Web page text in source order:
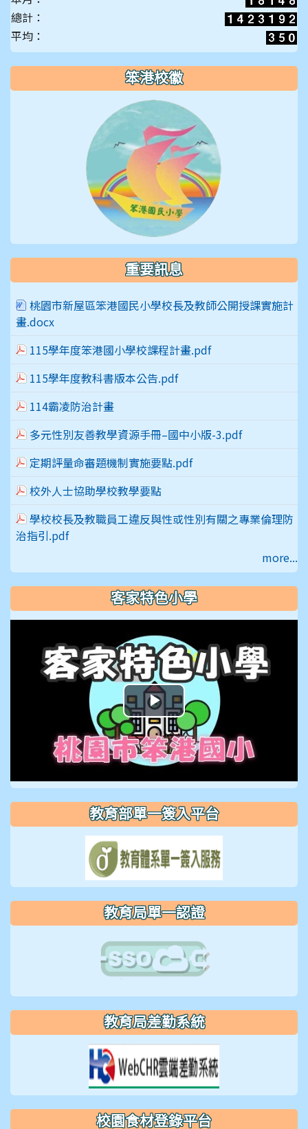
總計：
平均：
笨港校徽
重要訊息
桃園市新屋區笨港國民小學校長及教師公開授課實施計
畫.docx
115學年度笨港國小學校課程計畫.pdf
115學年度教科書版本公告.pdf
114霸凌防治計畫
多元性別友善教學資源手冊–國中小版-3.pdf
定期評量命審題機制實施要點.pdf
校外人士協助學校教學要點
學校校長及教職員工違反與性或性別有關之專業倫理防
治指引.pdf
more...
客家特色小學
播
放
影
片
教育部單一簽入平台
教育局單一認證
教育局差勤系統
校園食材登錄平台